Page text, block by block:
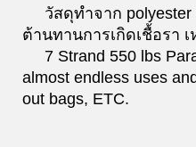
วัสดุทำจาก polyester
ต้านทานการเกิดเชื้อรา
7 Strand 550 lbs
almost endless uses
out bags, ETC.